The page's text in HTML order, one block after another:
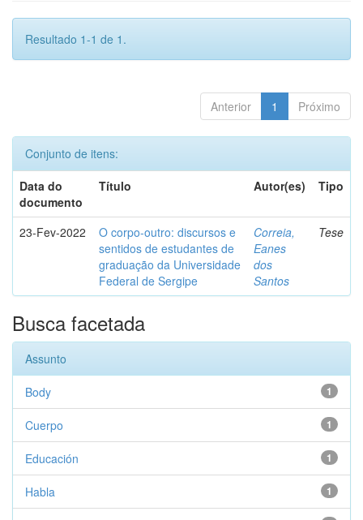
Resultado 1-1 de 1.
Anterior 1 Próximo
Conjunto de itens:
Data do
documento
Título Autor(es) Tipo
23-Fev-2022
O corpo-outro: discursos e
sentidos de estudantes de
graduação da Universidade
Federal de Sergipe
Correia,
Eanes
dos
Santos
Tese
Busca facetada
Assunto
1
Body
1
Cuerpo
1
Educación
1
Habla